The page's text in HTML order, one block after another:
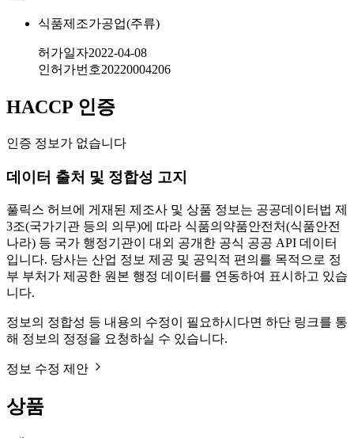
식품제조가공업(주류)
허가일자2022-04-08
인허가번호20220004206
HACCP 인증
인증 정보가 없습니다
데이터 출처 및 정합성 고지
풀릭스 허브에 게재된 제조사 및 상품 정보는 공공데이터법 제
3조(국가기관 등의 의무)에 따라 식품의약품안전처(식품안전
나라) 등 국가 행정기관이 대외 공개한 공식 공공 API 데이터
입니다. 당사는 산업 정보 제공 및 공익적 편의를 목적으로 정
부 부처가 제공한 원본 행정 데이터를 연동하여 표시하고 있습
니다.
정보의 정합성 등 내용의 수정이 필요하시다면 하단 링크를 통
해 정보의 정정을 요청하실 수 있습니다.
정보 수정 제안
상품